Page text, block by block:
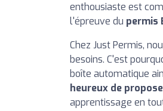
enthousiaste est
l'épreuve du permis
Chez Just Permis,
besoins. C'est
boîte automatique
heureux de
apprentissage en